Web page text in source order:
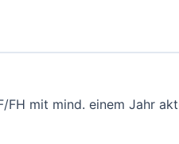
mit mind. einem Jahr